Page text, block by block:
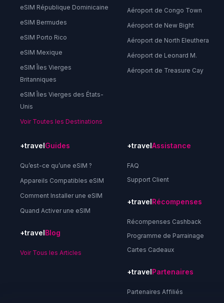
eSIM République Dominicaine
eSIM Bermudes
eSIM Porto Rico
eSIM Mexique
eSIM Îles Vierges
Britanniques
eSIM Îles Vierges des États-
Unis
Voir Toutes les Destinations
Aéroport de Congo Town
Aéroport de New Bight
Aéroport de North Eleuthera
Aéroport de Leonard M.
Aéroport de Treasure Cay
+travelGuides
Qu’est-ce qu’une eSIM ?
Appareils Compatibles eSIM
Comment Installer une eSIM
Quand Activer une eSIM
+travelBlog
Voir Tous les Articles
+travelAssistance
FAQ
Support Client
+travelRécompenses
Récompenses Cashback
Programme de Parrainage
Cartes Cadeaux
+travelPartenaires
Partenaires Affiliés